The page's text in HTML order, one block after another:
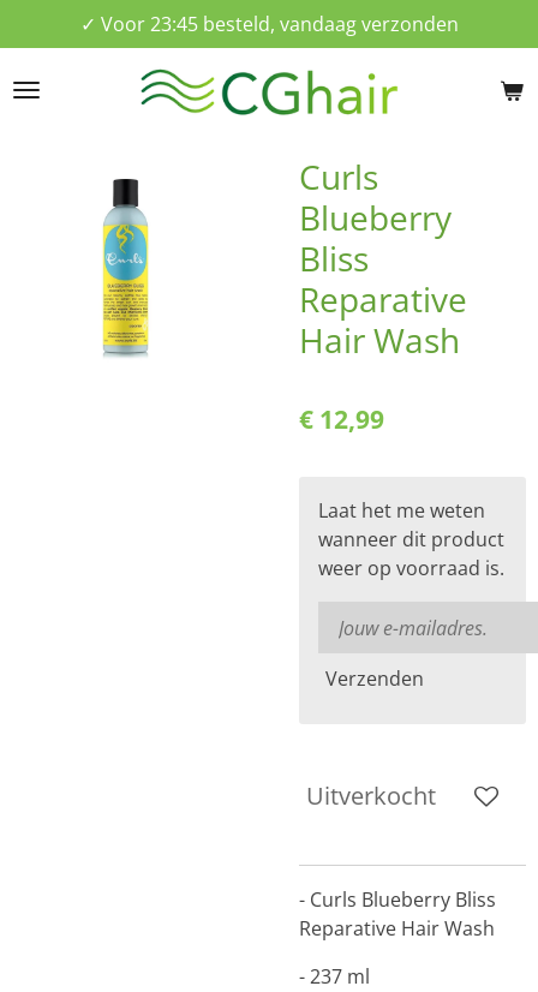
direct
naar
✓ Voor 23:45 besteld, vandaag verzonden
Curls
Blueberry
Bliss
Reparative
Hair Wash
€ 12,99
Laat het me weten
wanneer dit product
weer op voorraad is.
Verzenden
Uitverkocht
- Curls Blueberry Bliss
Reparative Hair Wash
- 237 ml